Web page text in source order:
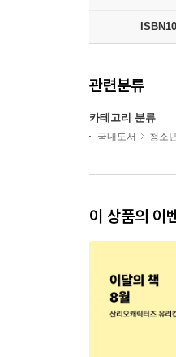
ISBN10
관련분류
카테고리 분류
국내도서 청소년
이 상품의 이